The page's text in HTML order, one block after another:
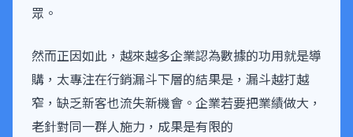
眾。
然而正因如此，越來越多企業認為數據的功用就是導
購，太專注在行銷漏斗下層的結果是，漏斗越打越
窄，缺乏新客也流失新機會。企業若要把業績做大，
老針對同一群人施力，成果是有限的